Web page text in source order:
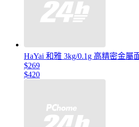
HaYai 和雅 3kg/0.1g 高精密金屬
$269
$420